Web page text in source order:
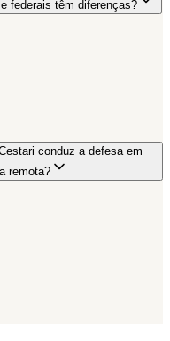
federais têm diferenças?
conduz a defesa em
remota?